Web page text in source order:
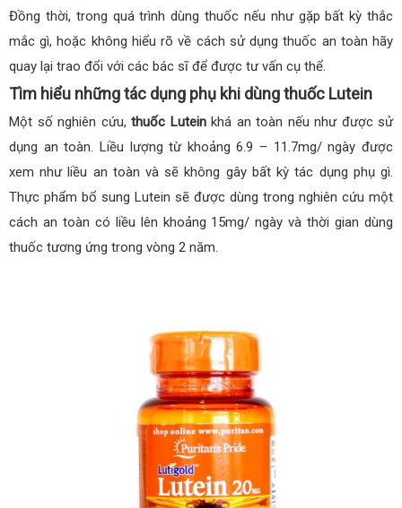
Đồng thời, trong quá trình dùng thuốc nếu như gặp bất kỳ thắc
mắc gì, hoặc không hiểu rõ về cách sử dụng thuốc an toàn hãy
quay lại trao đổi với các bác sĩ để được tư vấn cụ thể.
Tìm hiểu những tác dụng phụ khi dùng thuốc Lutein
Một số nghiên cứu, thuốc Luteinkhá an toàn nếu như được sử
dụng an toàn. Liều lượng từ khoảng 6.9 – 11.7mg/ ngày được
xem như liều an toàn và sẽ không gây bất kỳ tác dụng phụ gì.
Thực phẩm bổ sung Lutein sẽ được dùng trong nghiên cứu một
cách an toàn có liều lên khoảng 15mg/ ngày và thời gian dùng
thuốc tương ứng trong vòng 2 năm.